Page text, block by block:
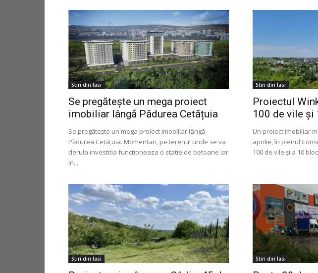
Stiri din Iasi
Se pregătește un mega proiect
imobiliar lângă Pădurea Cetățuia
Se pregătește un mega proiect imobiliar lângă
Pădurea Cetățuia. Momentan, pe terenul unde se va
derula investitia functioneaza o statie de betoane iar
in...
Stiri din Iasi
Proiectul
100 de vile și
Un proiect imobiliar
aprilie, în plenul
100 de vile și a 10
Stiri din Iasi Stiri din Iasi